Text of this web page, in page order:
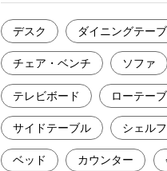
デスク ダイニングテー
チェア・ベンチ ソファ
テレビボード ローテー
サイドテーブル シェル
ベッド カウンター